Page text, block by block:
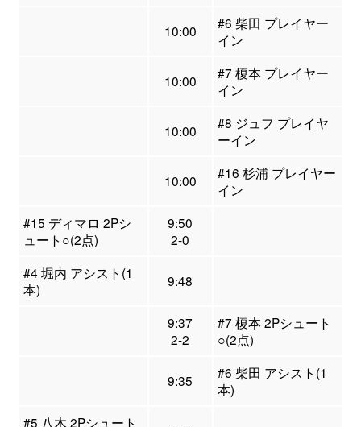
10:00
#6 柴田 プレイヤー
イン
10:00
#7 榎本 プレイヤー
イン
10:00
#8 ジュフ プレイヤ
ーイン
10:00
#16 杉浦 プレイヤー
イン
#15 ディマロ 2Pシ
ュート○(2点)
9:50
2-0
#4 堀内 アシスト(1
本)
9:48
9:37
2-2
#7 榎本 2Pシュート
○(2点)
9:35
#6 柴田 アシスト(1
本)
#5 八木 2Pシュート